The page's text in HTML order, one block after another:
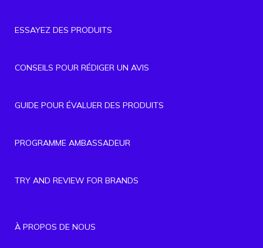
ESSAYEZ DES PRODUITS
CONSEILS POUR RÉDIGER UN AVIS
GUIDE POUR ÉVALUER DES PRODUITS
PROGRAMME AMBASSADEUR
TRY AND REVIEW FOR BRANDS
À PROPOS DE NOUS